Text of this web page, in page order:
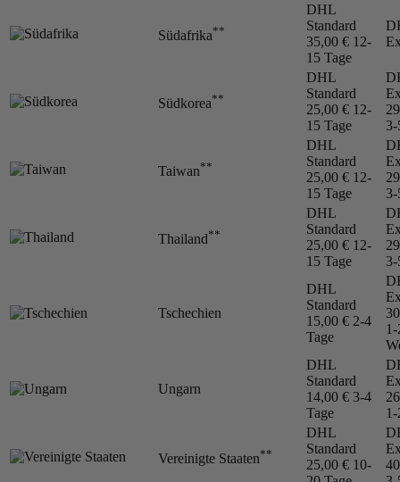
Südafrika**
DHL
Standard
35,00 € 12-
15 Tage
Südkorea**
DHL
Standard
25,00 € 12-
15 Tage
3-
Taiwan**
DHL
Standard
25,00 € 12-
15 Tage
3-
Thailand**
DHL
Standard
25,00 € 12-
15 Tage
3-
Tschechien
DHL
Standard
15,00 € 2-4
Tage
1-
Ungarn
DHL
Standard
14,00 € 3-4
Tage
1-
Vereinigte Staaten**
DHL
Standard
25,00 € 10-